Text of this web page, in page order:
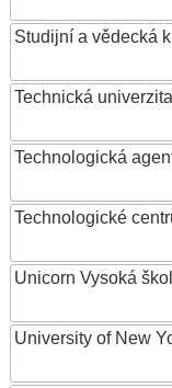
Studijní a vědecká
Technická
Technologická
Technologické
Unicorn Vysoká
University of New